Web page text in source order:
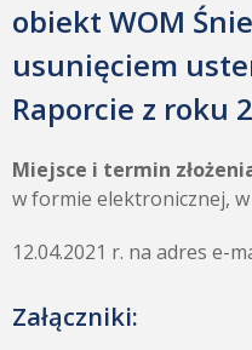
obiekt WOM
usunięciem
Raporcie z roku
Miejsce i termin
w formie elektronicznej,
12.04.2021 r. na adres e-
Załączniki: